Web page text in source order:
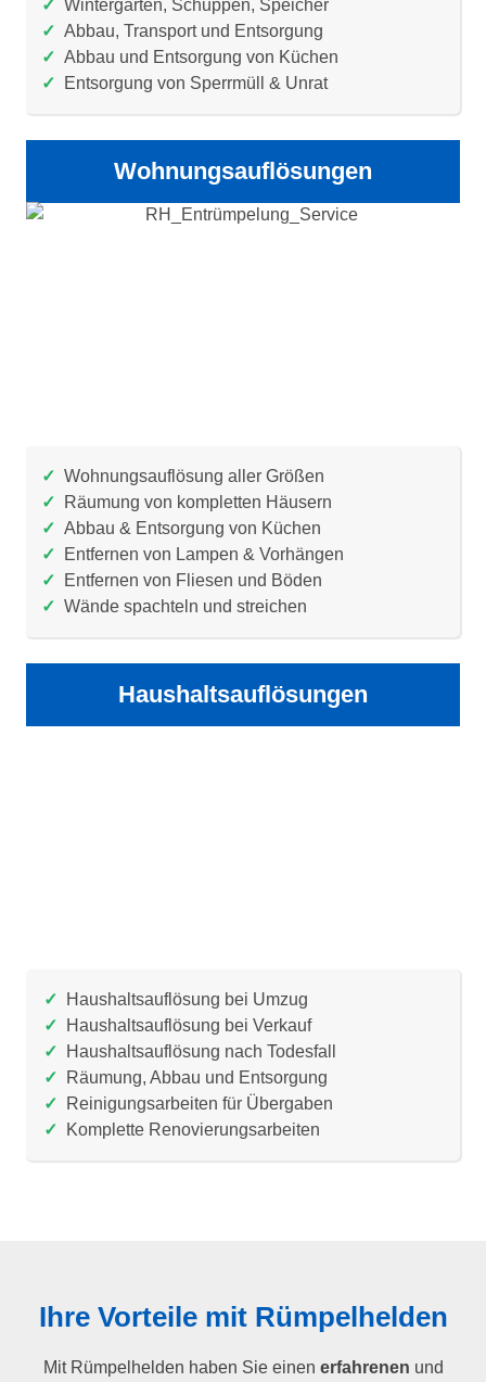
✓ Wintergärten, Schuppen, Speicher
✓ Abbau, Transport und Entsorgung
✓ Abbau und Entsorgung von Küchen
✓
Entsorgung von Sperrmüll & Unrat
Wohnungsauflösungen
✓ Wohnungsauflösung aller Größen
✓
Räumung von kompletten Häusern
✓ Abbau & Entsorgung von Küchen
✓
Entfernen von Lampen & Vorhängen
✓
Entfernen von Fliesen und Böden
✓ Wände spachteln und streichen
Haushaltsauflösungen
✓
Haushaltsauflösung bei Umzug
✓
Haushaltsauflösung bei Verkauf
✓
Haushaltsauflösung nach Todesfall
✓
Räumung, Abbau und Entsorgung
✓
Reinigungsarbeiten für Übergaben
✓
Komplette Renovierungsarbeiten
Ihre Vorteile mit Rümpelhelden
Mit Rümpelhelden haben Sie einen erfahrenen und